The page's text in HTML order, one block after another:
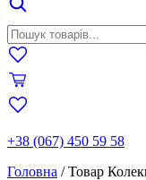
+38 (067) 450 59 58
Головна /Товар